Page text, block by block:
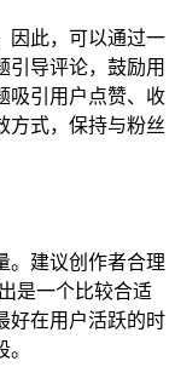
因此，可以通过一
引导评论，鼓励用
吸引用户点赞、收
方式，保持与粉丝
。建议创作者合理
是一个比较合适
好在用户活跃的时